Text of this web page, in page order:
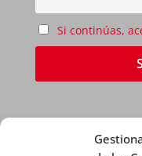
Si continúas,